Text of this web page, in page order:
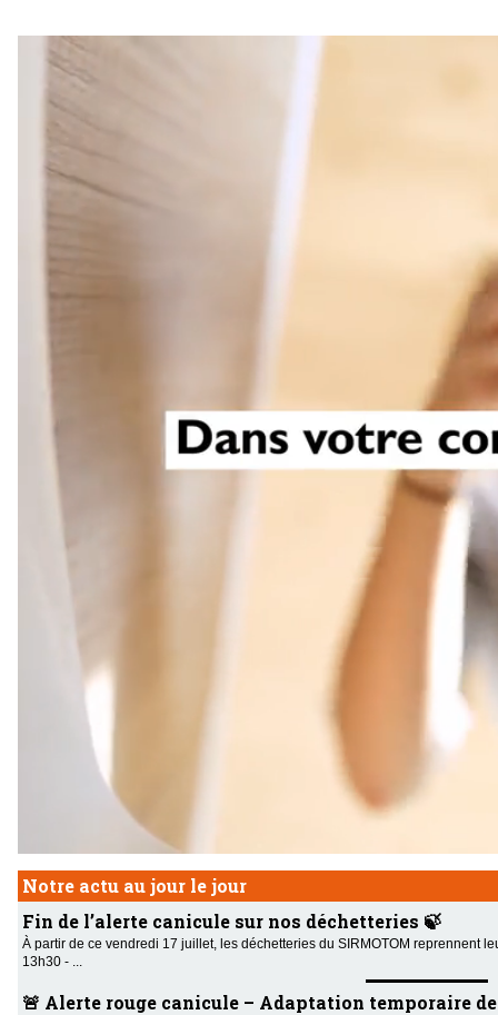
Notre actu au jour le jour
Fin de l’alerte canicule sur nos déchetteries 🍃
À partir de ce vendredi 17 juillet, les déchetteries du SIRMOTOM reprennent
13h30 - ...
🚨 Alerte rouge canicule – Adaptation temporaire